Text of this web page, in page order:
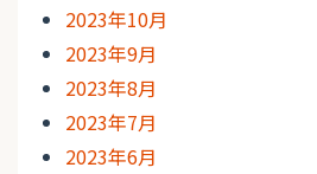
2023年10月
2023年9月
2023年8月
2023年7月
2023年6月